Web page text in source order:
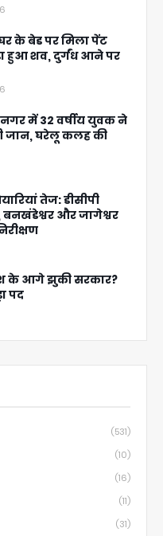
के बेड पर मिला पेंट
हुआ शव, दुर्गंध आने पर
में 32 वर्षीय युवक ने
जान, घरेलू कलह की
तेज: डीसीपी
और जागेश्वर
के आगे झुकी सरकार?
पद
(531)
(10)
(16)
(11)
(31)